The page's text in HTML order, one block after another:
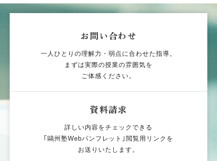
お問い合わせ
一人ひとりの理解力・弱点に合わせた指導。
まずは実際の授業の雰囲気を
ご体感ください。
資料請求
詳しい内容をチェックできる
｢鷗州塾Webパンフレット｣閲覧用リンクを
お送りいたします。